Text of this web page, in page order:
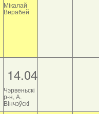
Мікалай
Верабей
14.04
Чэрвеньскі
р-н, А.
Вінчэўскі